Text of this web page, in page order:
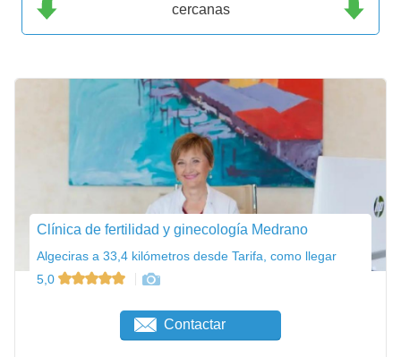
cercanas
Clínica de fertilidad y ginecología Medrano
Algeciras a 33,4 kilómetros desde Tarifa, como llegar
5,0
Contactar